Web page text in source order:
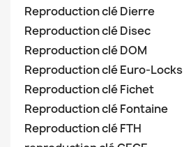
Reproduction clé Dierre
Reproduction clé Disec
Reproduction clé DOM
Reproduction clé Euro-Locks
Reproduction clé Fichet
Reproduction clé Fontaine
Reproduction clé FTH